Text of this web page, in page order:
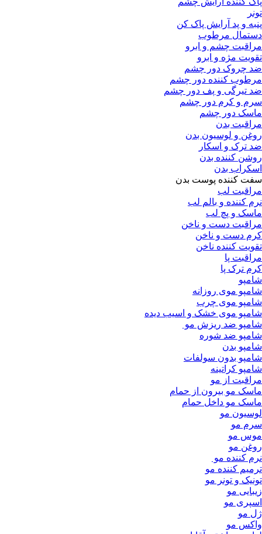
تونر
پنبه و پد آرایش پاک کن
دستمال مرطوب
مراقبت چشم و ابرو
تقویت مژه و ابرو
ضد چروک دور چشم
مرطوب کننده دور چشم
ضد تیرگی و پف دور چشم
سرم و کرم دور چشم
ماسک دور چشم
مراقبت بدن
روغن و لوسیون بدن
ضد ترک و اسکار
روشن کننده بدن
اسکراب بدن
سفت کننده پوست بدن
مراقبت لب
نرم کننده و بالم لب
ماسک و پچ لب
مراقبت دست و ناخن
کرم دست و ناخن
تقویت کننده ناخن
مراقبت پا
کرم ترک پا
شامپو
شامپو موی روزانه
شامپو موی چرب
شامپو موی خشک و اسیب دیده
شامپو ضد ریزش مو
شامپو ضد شوره
شامپو بدن
شامپو بدون سولفات
شامپو کراتینه
مراقبت از مو
ماسک مو بیرون از حمام
ماسک مو داخل حمام
لوسیون مو
سرم مو
موس مو
روغن مو
نرم کننده مو
ترمیم کننده مو
تونیک و تونر مو
زیبایی مو
اسپری مو
ژل مو
واکس مو